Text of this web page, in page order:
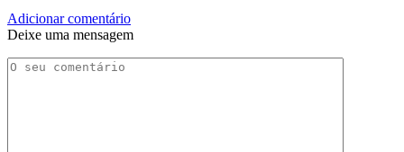
Adicionar comentário
Deixe uma mensagem